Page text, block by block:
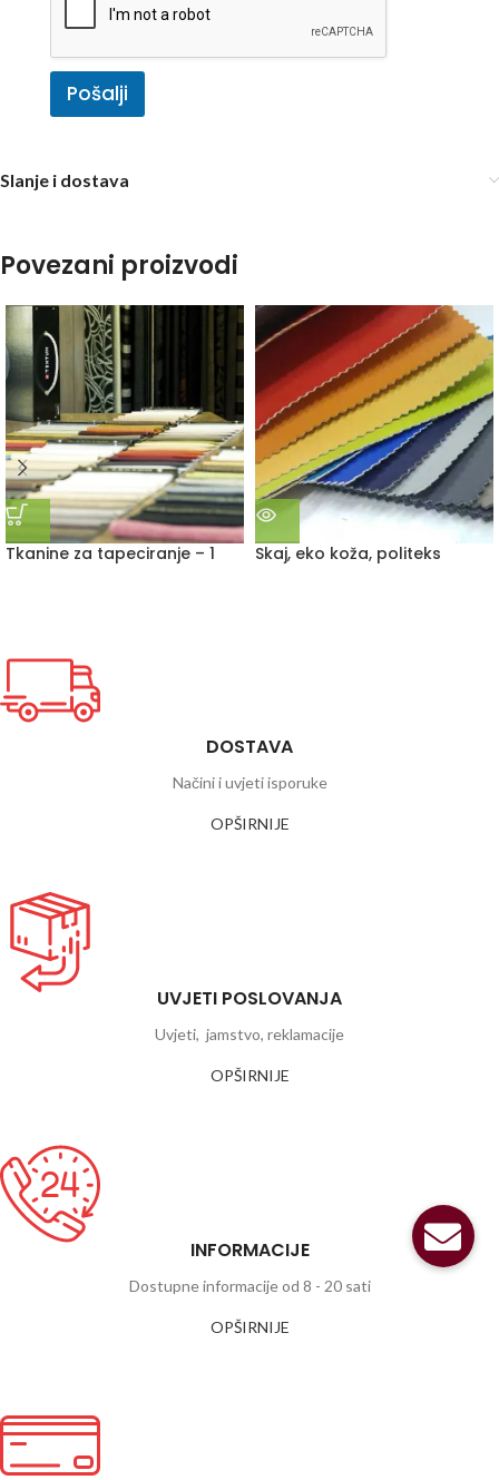
Pošalji
Slanje i dostava
Povezani proizvodi
Tkanine za tapeciranje – 1 Skaj, eko koža, politeks
DOSTAVA
Načini i uvjeti isporuke
OPŠIRNIJE
UVJETI POSLOVANJA
Uvjeti, jamstvo, reklamacije
OPŠIRNIJE
INFORMACIJE
Dostupne informacije od 8 - 20 sati
OPŠIRNIJE